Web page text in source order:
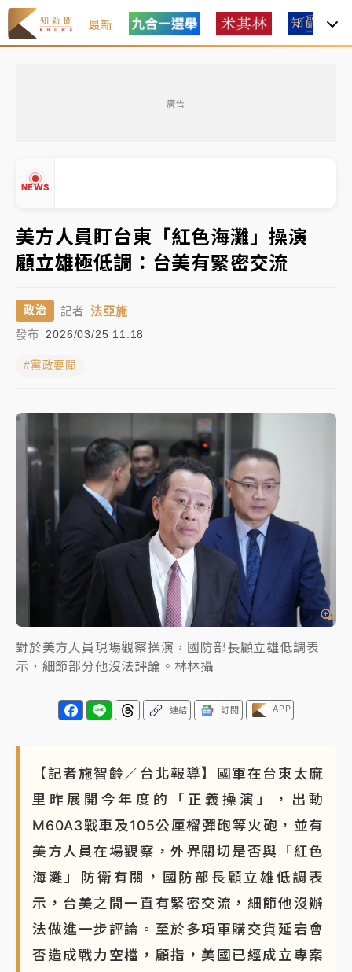
最新
廣告
NEWS
中信慈善基金會想增加董事人數！辜仲諒向法院聲請遭
駁 理由曝光
故宮《龍藏經》特展第2檔！今線上預約開賣一度塞車
周六起展出延長至晚上7時
父親節泡湯了！中颱白海豚雨彈轟3天 「紅到發紫」降
暑假過三周才推「E宿新北打卡趣」！抽獎程序複雜 觀
旅局回應了
中信慈善基金會想增加董事人數！辜仲諒向法院聲請遭
駁 理由曝光
故宮《龍藏經》特展第2檔！今線上預約開賣一度塞車
周六起展出延長至晚上7時
台東農業處長涉圖利渡假村！東檢抗告成功 今重開羈
父親節泡湯了！中颱白海豚雨彈轟3天 「紅到發紫」降
雨熱區曝
美方人員盯台東「紅色海灘」操演
顧立雄極低調：台美有緊密交流
政治 記者 法亞施
發布 2026/03/25 11:18
#黨政要聞
對於美方人員現場觀察操演，國防部長顧立雄低調表
示，細節部分他沒法評論。林林攝
連結 訂閱 APP
【記者施智齡／台北報導】國軍在台東太麻
里昨展開今年度的「正義操演」，出動
M60A3戰車及105公厘榴彈砲等火砲，並有
美方人員在場觀察，外界關切是否與「紅色
海灘」防衛有關，國防部長顧立雄低調表
示，台美之間一直有緊密交流，細節他沒辦
法做進一步評論。至於多項軍購交貨延宕會
否造成戰力空檔，顧指，美國已經成立專案